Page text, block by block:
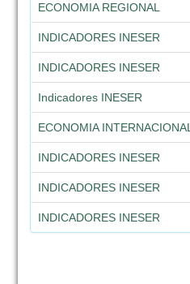
ECONOMIA REGIONAL
INDICADORES INESER
INDICADORES INESER
Indicadores INESER
ECONOMIA INTERNACIONAL
INDICADORES INESER
INDICADORES INESER
INDICADORES INESER